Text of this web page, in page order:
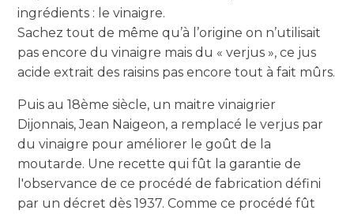
ingrédients : le vinaigre.
Sachez tout de même qu’à l’origine on n’utilisait
pas encore du vinaigre mais du « verjus », ce jus
acide extrait des raisins pas encore tout à fait mûrs.
Puis au 18ème siècle, un maitre vinaigrier
Dijonnais, Jean Naigeon, a remplacé le verjus par
du vinaigre pour améliorer le goût de la
moutarde. Une recette qui fût la garantie de
l'observance de ce procédé de fabrication défini
par un décret dès 1937. Comme ce procédé fût